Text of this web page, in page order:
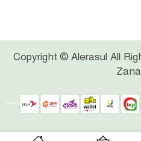
Copyright © Alerasul All